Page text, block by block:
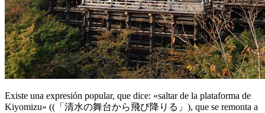
Existe una expresión popular, que dice: «saltar de la plataforma de
Kiyomizu» (( 「清水の舞台から飛び降りる」 ), que se remonta a